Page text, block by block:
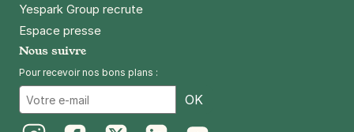
75005 Paris
(841 avis)
3,78 € /heure 41,04 €/jour,122,04 €/semaine
Yespark Group recrute
Espace presse
Nous suivre
Pour recevoir nos bons plans :
OK